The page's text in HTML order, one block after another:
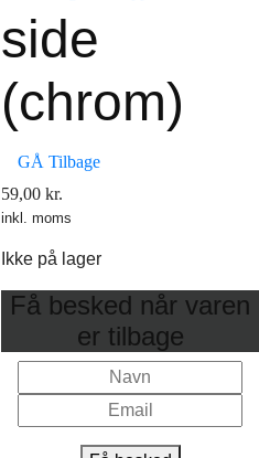
side
(chrom)
GÅ Tilbage
59,00 kr.
inkl. moms
Ikke på lager
Få besked når varen
er tilbage